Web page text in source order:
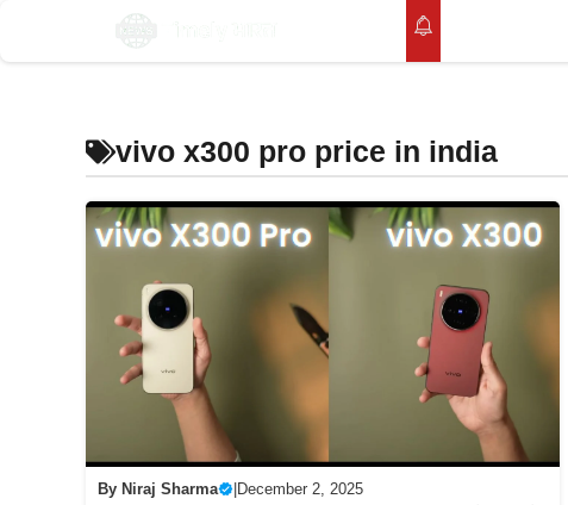
to
vivo x300 pro price in india
By Niraj Sharma December 2, 2025